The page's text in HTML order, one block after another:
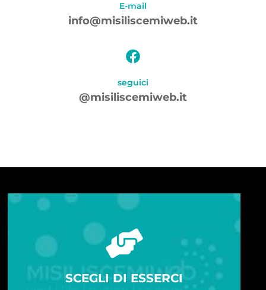
E-mail
info@misiliscemiweb.it
seguici
@misiliscemiweb.it
SCEGLI DI ESSERCI